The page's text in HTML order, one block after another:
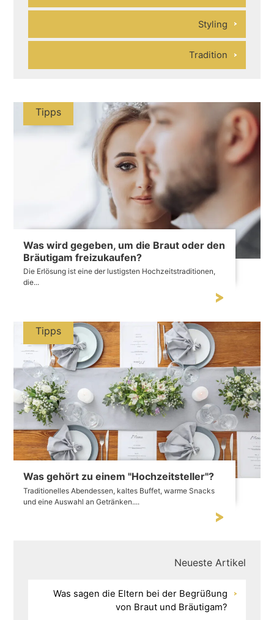
Styling
Tradition
Was wird gegeben, um die Braut oder den
Bräutigam freizukaufen?
Die Erlösung ist eine der lustigsten Hochzeitstraditionen,
die...
Tipps
Was gehört zu einem "Hochzeitsteller"?
Traditionelles Abendessen, kaltes Buffet, warme Snacks
und eine Auswahl an Getränken....
Tipps
Neueste Artikel
Was sagen die Eltern bei der Begrüßung
von Braut und Bräutigam?